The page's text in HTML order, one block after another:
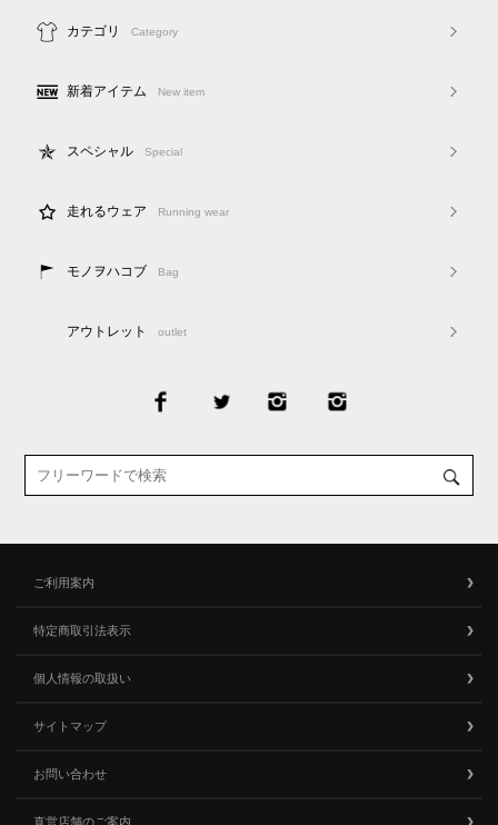
カテゴリ Category
新着アイテム New item
スペシャル Special
走れるウェア Running wear
モノヲハコブ Bag
アウトレット outlet
ご利用案内
特定商取引法表示
個人情報の取扱い
サイトマップ
お問い合わせ
直営店舗のご案内